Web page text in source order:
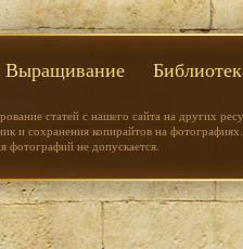
Выращивание
статей с нашего сайта на других
и сохранения копирайтов на
фотографий не допускается.